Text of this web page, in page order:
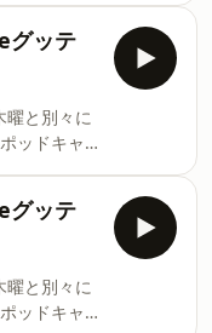
スタジア
ごし方、
受けた選
※2025年
す。
グッテ
曜と別々に
ッドキャ
発表した
10のキー
ーワード
す。 10の
大人のシー
グッテ
曜と別々に
ッドキャ